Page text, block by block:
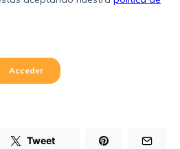
Tweet